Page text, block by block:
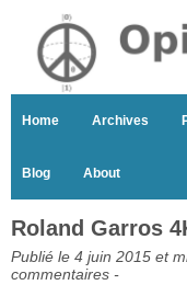
Home Archives
Blog About
Roland Garros
Publié le 4 juin 2015 et
commentaires -